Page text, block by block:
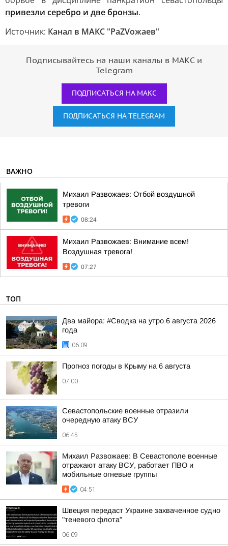
привезли серебро и две бронзы.
Источник: Канал в МАКС "РаZVожаев"
Подписывайтесь на наши каналы в МАКС и
Telegram
ПОДПИСАТЬСЯ НА МАКС
ПОДПИСАТЬСЯ НА TELEGRAM
ВАЖНО
Михаил Развожаев: Отбой воздушной
тревоги
08:24
Михаил Развожаев: Внимание всем!
Воздушная тревога!
07:27
ТОП
Два майора: #Сводка на утро 6 августа 2026
года
06:09
Прогноз погоды в Крыму на 6 августа
07:00
Севастопольские военные отразили
очередную атаку ВСУ
06:45
Михаил Развожаев: В Севастополе военные
отражают атаку ВСУ, работает ПВО и
мобильные огневые группы
04:51
Швеция передаст Украине захваченное судно
"теневого флота"
06:09